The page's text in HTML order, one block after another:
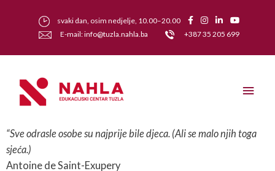
svaki dan, osim nedjelje, 10.00–20.00
E-mail: info@tuzla.nahla.ba
+387 35 205 699
“Sve odrasle osobe su najprije bile djeca. (Ali se malo njih toga
sjeća.)
Antoine de Saint-Exupery